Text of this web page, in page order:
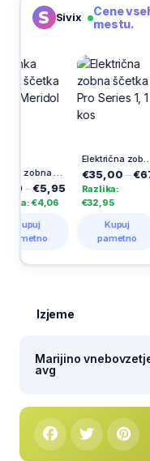
Sivix
Cene
mestu.
Mehka zobna ščetka Extra, Meridol
€5,95
Električna zobna ščetka Pro Series 1, 1 kos
€35,00–€67,95
Razlika:
€32,95
pametno
Izjeme
Marijino
avg